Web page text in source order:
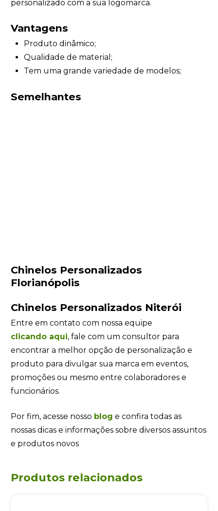
personalizado com a sua logomarca.
Vantagens
Produto dinâmico;
Qualidade de material;
Tem uma grande variedade de modelos;
Semelhantes
Chinelos Personalizados
Florianópolis
Chinelos Personalizados Niterói
Entre em contato com nossa equipe
clicando aqui, fale com um consultor para
encontrar a melhor opção de personalização e
produto para divulgar sua marca em eventos,
promoções ou mesmo entre colaboradores e
funcionários.
Por fim, acesse nosso blog e confira todas as
nossas dicas e informações sobre diversos assuntos
e produtos novos
Produtos relacionados